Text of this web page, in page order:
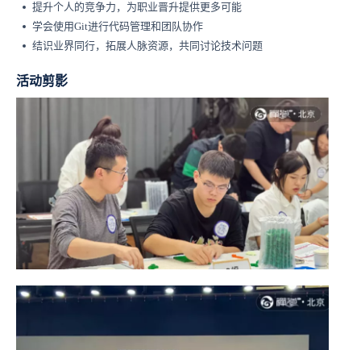
提升个人的竞争力，为职业晋升提供更多可能
学会使用Git进行代码管理和团队协作
结识业界同行，拓展人脉资源，共同讨论技术问题
活动剪影